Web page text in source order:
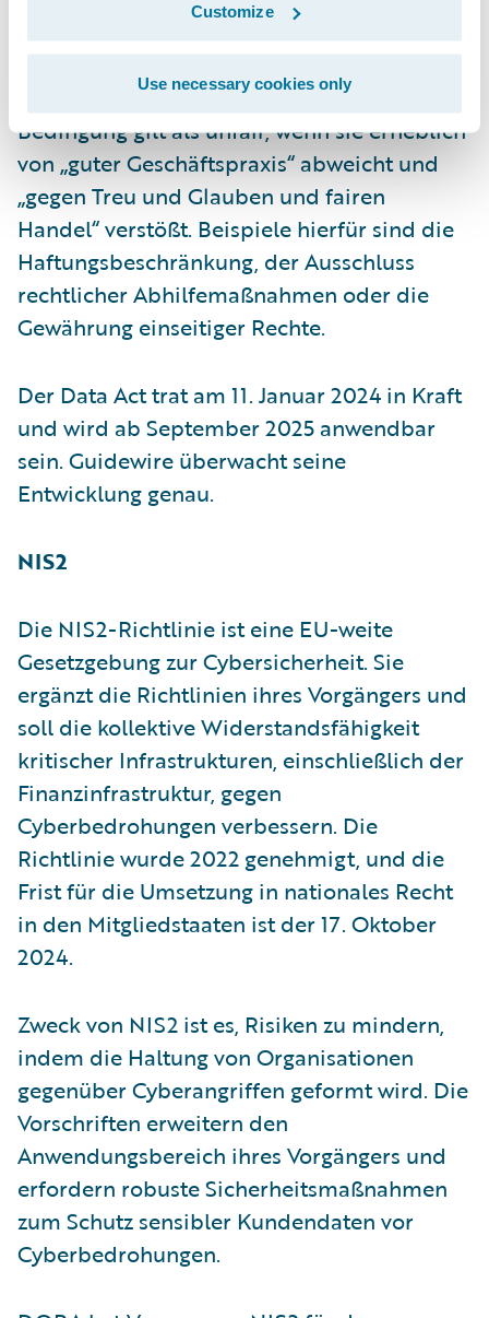
Customize
Use necessary cookies only
Mit dem EU Data Act sind unfaire
Vertragsbedingungen nun auch im B2B-
Sektor ausdrücklich verboten. Eine
Bedingung gilt als unfair, wenn sie erheblich
von „guter Geschäftspraxis“ abweicht und
„gegen Treu und Glauben und fairen
Handel“ verstößt. Beispiele hierfür sind die
Haftungsbeschränkung, der Ausschluss
rechtlicher Abhilfemaßnahmen oder die
Gewährung einseitiger Rechte.
Der Data Act trat am 11. Januar 2024 in Kraft
und wird ab September 2025 anwendbar
sein. Guidewire überwacht seine
Entwicklung genau.
NIS2
Die NIS2-Richtlinie ist eine EU-weite
Gesetzgebung zur Cybersicherheit. Sie
ergänzt die Richtlinien ihres Vorgängers und
soll die kollektive Widerstandsfähigkeit
kritischer Infrastrukturen, einschließlich der
Finanzinfrastruktur, gegen
Cyberbedrohungen verbessern. Die
Richtlinie wurde 2022 genehmigt, und die
Frist für die Umsetzung in nationales Recht
in den Mitgliedstaaten ist der 17. Oktober
2024.
Zweck von NIS2 ist es, Risiken zu mindern,
indem die Haltung von Organisationen
gegenüber Cyberangriffen geformt wird. Die
Vorschriften erweitern den
Anwendungsbereich ihres Vorgängers und
erfordern robuste Sicherheitsmaßnahmen
zum Schutz sensibler Kundendaten vor
Cyberbedrohungen.